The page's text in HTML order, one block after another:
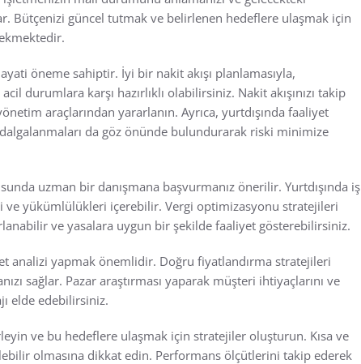
Bütçenizi güncel tutmak ve belirlenen hedeflere ulaşmak için
öneme sahiptir. İyi bir nakit akışı planlamasıyla,
durumlara karşı hazırlıklı olabilirsiniz. Nakit akışınızı takip
araçlarından yararlanın. Ayrıca, yurtdışında faaliyet
da göz önünde bulundurarak riski minimize
uzman bir danışmana başvurmanız önerilir. Yurtdışında iş
ve yükümlülükleri içerebilir. Vergi optimizasyonu stratejileri
ve yasalara uygun bir şekilde faaliyet gösterebilirsiniz.
analizi yapmak önemlidir. Doğru fiyatlandırma stratejileri
sağlar. Pazar araştırması yaparak müşteri ihtiyaçlarını ve
elde edebilirsiniz.
ve bu hedeflere ulaşmak için stratejiler oluşturun. Kısa ve
olmasına dikkat edin. Performans ölçütlerini takip ederek